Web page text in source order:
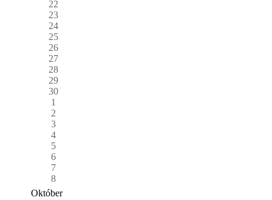
22
23
24
25
26
27
28
29
30
1
2
3
4
5
6
7
8
Október